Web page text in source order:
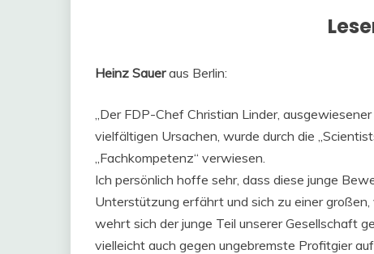
Heinz Saueraus Berlin:
„Der FDP-Chef Christian Linder,
vielfältigen Ursachen, wurde durch die
„Fachkompetenz“ verwiesen.
Ich persönlich hoffe sehr, dass diese junge
Unterstützung erfährt und sich zu einer
wehrt sich der junge Teil unserer Gesellschaft
vielleicht auch gegen ungebremste Profitgier